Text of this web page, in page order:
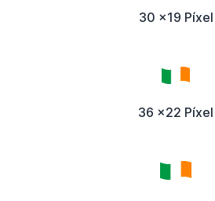
30 x19 Píxel
36 x22 Píxel